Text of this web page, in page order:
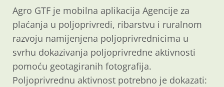
Agro GTF je mobilna aplikacija Agencije za
plaćanja u poljoprivredi, ribarstvu i ruralnom
razvoju namijenjena poljoprivrednicima u
svrhu dokazivanja poljoprivredne aktivnosti
pomoću geotagiranih fotografija.
Poljoprivrednu aktivnost potrebno je dokazati: